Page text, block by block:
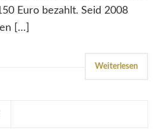
Euro bezahlt. Seid 2008
[…]
Weiterlesen